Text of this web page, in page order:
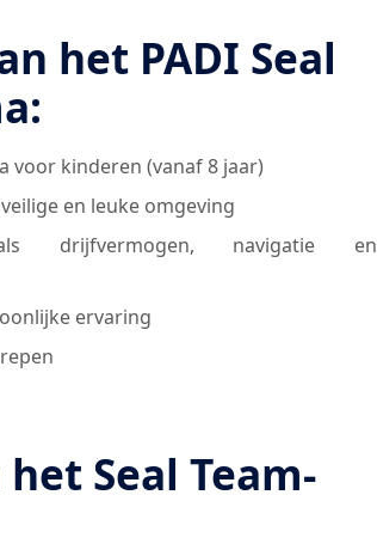
het PADI Seal
voor kinderen (vanaf 8 jaar)
en leuke omgeving
drijfvermogen, navigatie en
ervaring
Seal Team-